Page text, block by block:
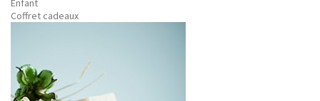
Enfant
Coffret cadeaux